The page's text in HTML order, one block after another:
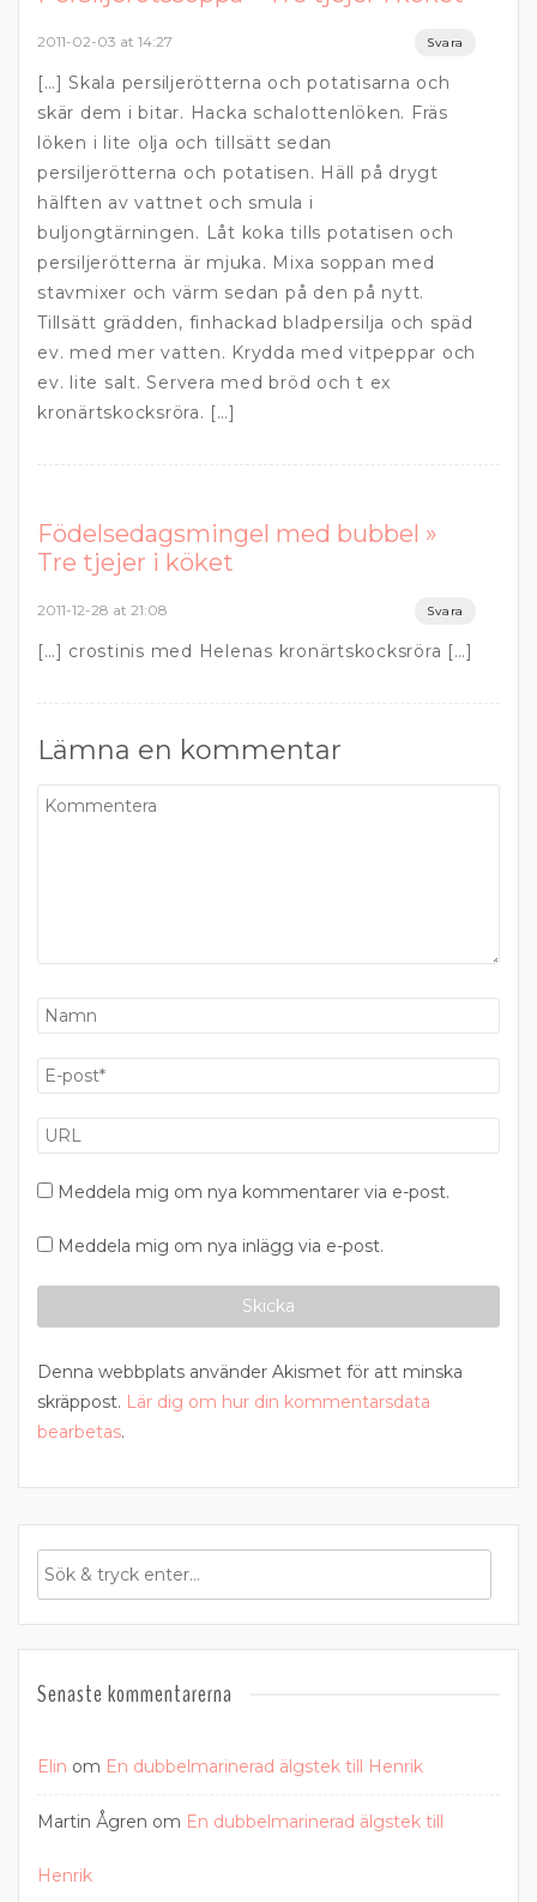
2011-02-03 at 14:27 Svara
[…] Skala persiljerötterna och potatisarna och
skär dem i bitar. Hacka schalottenlöken. Fräs
löken i lite olja och tillsätt sedan
persiljerötterna och potatisen. Häll på drygt
hälften av vattnet och smula i
buljongtärningen. Låt koka tills potatisen och
persiljerötterna är mjuka. Mixa soppan med
stavmixer och värm sedan på den på nytt.
Tillsätt grädden, finhackad bladpersilja och späd
ev. med mer vatten. Krydda med vitpeppar och
ev. lite salt. Servera med bröd och t ex
kronärtskocksröra. […]
Födelsedagsmingel med bubbel »
Tre tjejer i köket
2011-12-28 at 21:08 Svara
[…] crostinis med Helenas kronärtskocksröra […]
Lämna en kommentar
Meddela mig om nya kommentarer via e-post.
Meddela mig om nya inlägg via e-post.
Denna webbplats använder Akismet för att minska
skräppost. Lär dig om hur din kommentarsdata
bearbetas.
Senaste kommentarerna
Elin om En dubbelmarinerad älgstek till Henrik
Martin Ågren om En dubbelmarinerad älgstek till
Henrik